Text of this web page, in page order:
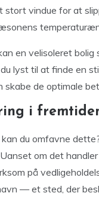
stort vindue for at
en velisoleret
lyst til at finde en
skabe de optimale
i
du omfavne
om det
på
— et sted, der